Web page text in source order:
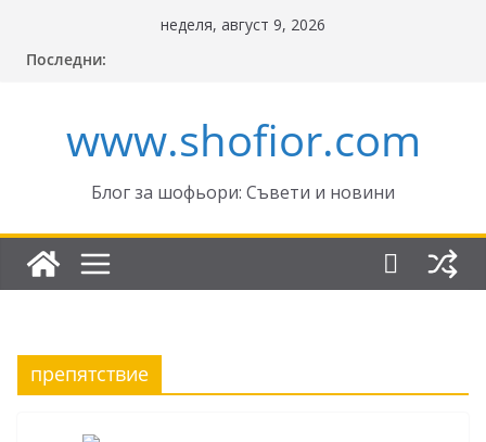
неделя, август 9, 2026
Последни:
www.shofior.com
Блог за шофьори: Съвети и новини
препятствие